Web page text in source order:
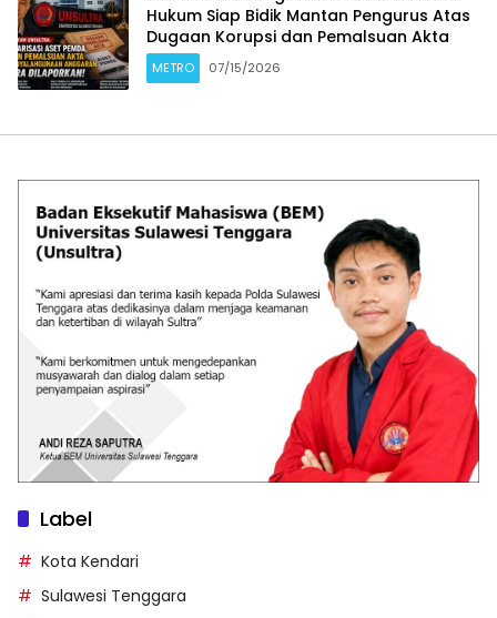
Hukum Siap Bidik Mantan Pengurus Atas
Dugaan Korupsi dan Pemalsuan Akta
METRO 07/15/2026
Label
Kota Kendari
Sulawesi Tenggara